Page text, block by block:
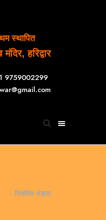
स्थापित
हरिद्वार
9759002299
... नियमित भंडारा